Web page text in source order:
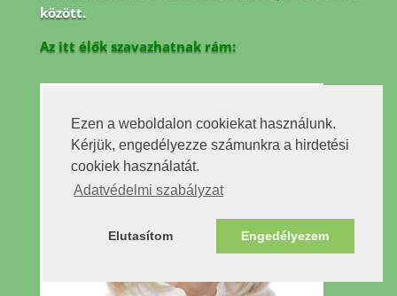
Ezen a weboldalon cookiekat használunk.
Kérjük, engedélyezze számunkra a hirdetési
cookiek használatát.
Adatvédelmi szabályzat
Elutasítom Engedélyezem
között.
Az itt élők szavazhatnak rám: